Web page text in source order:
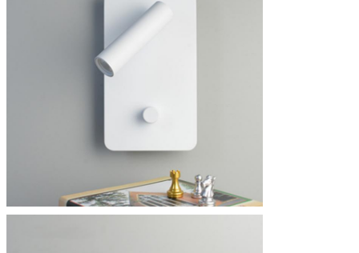
Deja un mensaje
¡Te llamaremos pronto!